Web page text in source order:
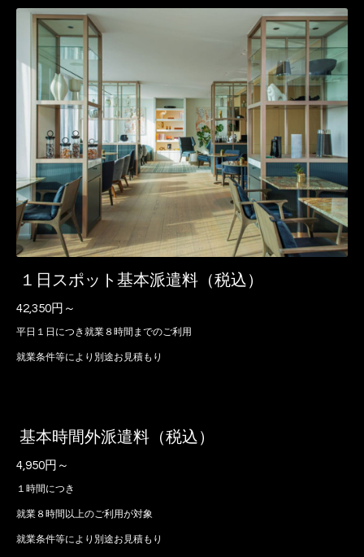
１日スポット基本派遣料（税込）
42,350円～
平日１日につき就業８時間までのご利用
就業条件等により別途お見積もり
基本時間外派遣料（税込）
4,950円～
１時間につき
就業８時間以上のご利用が対象
就業条件等により別途お見積もり